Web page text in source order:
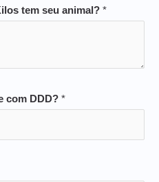
tem seu animal? *
com DDD? *